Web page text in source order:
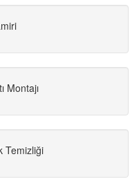
Montajı
Temizliği